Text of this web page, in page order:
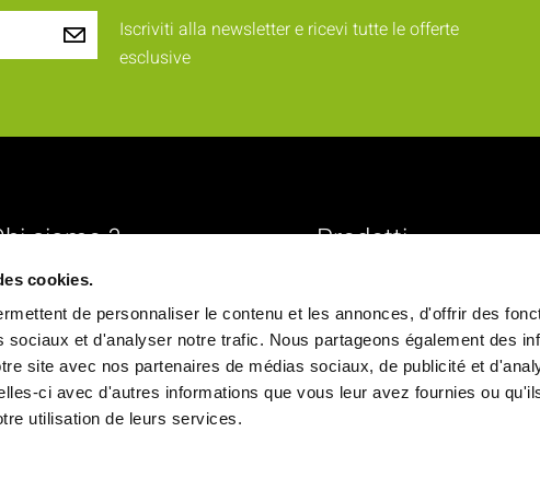
cookies.
de personnaliser le contenu et les annonces, d'offrir des
sociaux et d'analyser notre trafic. Nous partageons également des
site avec nos partenaires de médias sociaux, de publicité et
ci avec d'autres informations que vous leur avez fournies ou
utilisation de leurs services.
Iscriviti alla newsletter e ricevi tutte le offerte
esclusive
siamo ?
nostra identità
valori
Prodotti
Rinfreschi e buffet
Vassoi pasto
Stoviglie